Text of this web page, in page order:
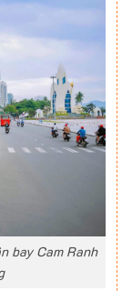
bay Cam Ranh